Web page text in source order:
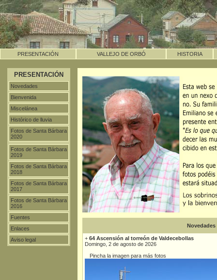
PRESENTACIÓN VALLEJO DE ORBÓ HISTORIA
PRESENTACIÓN
Novedades
Bienvenida
Miscelánea
Histórico de lluvia
Fotos de Santa Bárbara
2020
Fotos de Santa Bárbara
2019
Fotos de Santa Bárbara
2018
Fotos de Santa Bárbara
2017
Fotos de Santa Bárbara
2016
Fuentes
Enlaces
Aviso legal
Novedades
+ 64 Ascensión al torreón de Valdecebollas
Domingo, 2 de agosto de 2026
Pincha la imagen para más fotos